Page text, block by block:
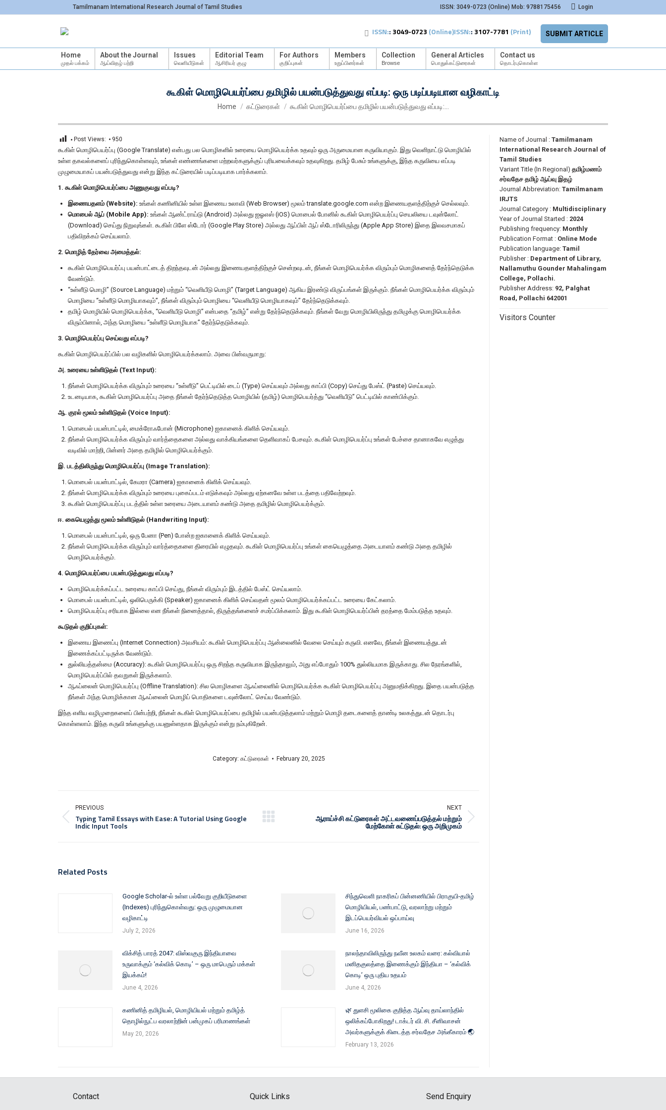
Tamilmanam International Research Journal of Tamil Studies ISSN: 3049-0723 (Online) Mob: 9788175456 Login
ISSN:: 3049-0723 (Online)ISSN:: 3107-7781 (Print) SUBMIT ARTICLE
Home
முதல் பக்கம்
About the Journal
ஆய்விதழ் பற்றி
Issues
வெளியீடுகள்
Editorial Team
ஆசிரியர் குழு
For Authors
குறிப்புகள்
Members
உறுப்பினர்கள்
Collection
Browse
General Articles
பொதுக்கட்டுரைகள்
Contact us
தொடர்புகொள்ள
கூகிள் மொழிபெயர்ப்பை தமிழில் பயன்படுத்துவது எப்படி: ஒரு படிப்படியான வழிகாட்டி
You are here:
Home கட்டுரைகள் கூகிள் மொழிபெயர்ப்பை தமிழில் பயன்படுத்துவது எப்படி:…
Post Views: 950
கூகிள் மொழிபெயர்ப்பு (Google Translate) என்பது பல மொழிகளில் உரையை மொழிபெயர்க்க உதவும் ஒரு அருமையான கருவியாகும். இது வெளிநாட்டு மொழியில்
உள்ள தகவல்களைப் புரிந்துகொள்ளவும், உங்கள் எண்ணங்களை மற்றவர்களுக்குப் புரியவைக்கவும் உதவுகிறது. தமிழ் பேசும் உங்களுக்கு, இந்த கருவியை எப்படி
முழுமையாகப் பயன்படுத்துவது என்று இந்த கட்டுரையில் படிப்படியாக பார்க்கலாம்.
1. கூகிள் மொழிபெயர்ப்பை அணுகுவது எப்படி?
இணையதளம் (Website): உங்கள் கணினியில் உள்ள இணைய உலாவி (Web Browser) மூலம் translate.google.com என்ற இணையதளத்திற்குச் செல்லவும்.
மொபைல் ஆப் (Mobile App): உங்கள் ஆண்ட்ராய்டு (Android) அல்லது ஐஓஎஸ் (iOS) மொபைல் போனில் கூகிள் மொழிபெயர்ப்பு செயலியை டவுன்லோட்
(Download) செய்து நிறுவுங்கள். கூகிள் பிளே ஸ்டோர் (Google Play Store) அல்லது ஆப்பிள் ஆப் ஸ்டோரிலிருந்து (Apple App Store) இதை இலவசமாகப்
பதிவிறக்கம் செய்யலாம்.
2. மொழித் தேர்வை அமைத்தல்:
கூகிள் மொழிபெயர்ப்பு பயன்பாட்டைத் திறந்தவுடன் அல்லது இணையதளத்திற்குச் சென்றவுடன், நீங்கள் மொழிபெயர்க்க விரும்பும் மொழிகளைத் தேர்ந்தெடுக்க
வேண்டும்.
“உள்ளீடு மொழி” (Source Language) மற்றும் “வெளியீடு மொழி” (Target Language) ஆகிய இரண்டு விருப்பங்கள் இருக்கும். நீங்கள் மொழிபெயர்க்க விரும்பும்
மொழியை “உள்ளீடு மொழியாகவும்”, நீங்கள் விரும்பும் மொழியை “வெளியீடு மொழியாகவும்” தேர்ந்தெடுக்கவும்.
தமிழ் மொழியில் மொழிபெயர்க்க, “வெளியீடு மொழி” என்பதை “தமிழ்” என்று தேர்ந்தெடுக்கவும். நீங்கள் வேறு மொழியிலிருந்து தமிழுக்கு மொழிபெயர்க்க
விரும்பினால், அந்த மொழியை “உள்ளீடு மொழியாக” தேர்ந்தெடுக்கவும்.
3. மொழிபெயர்ப்பு செய்வது எப்படி?
கூகிள் மொழிபெயர்ப்பில் பல வழிகளில் மொழிபெயர்க்கலாம். அவை பின்வருமாறு:
அ. உரையை உள்ளிடுதல் (Text Input):
நீங்கள் மொழிபெயர்க்க விரும்பும் உரையை “உள்ளீடு” பெட்டியில் டைப் (Type) செய்யவும் அல்லது காப்பி (Copy) செய்து பேஸ்ட் (Paste) செய்யவும்.
உடனடியாக, கூகிள் மொழிபெயர்ப்பு அதை நீங்கள் தேர்ந்தெடுத்த மொழியில் (தமிழ்) மொழிபெயர்த்து “வெளியீடு” பெட்டியில் காண்பிக்கும்.
ஆ. குரல் மூலம் உள்ளிடுதல் (Voice Input):
மொபைல் பயன்பாட்டில், மைக்ரோஃபோன் (Microphone) ஐகானைக் கிளிக் செய்யவும்.
நீங்கள் மொழிபெயர்க்க விரும்பும் வார்த்தைகளை அல்லது வாக்கியங்களை தெளிவாகப் பேசவும். கூகிள் மொழிபெயர்ப்பு உங்கள் பேச்சை தானாகவே எழுத்து
வடிவில் மாற்றி, பின்னர் அதை தமிழில் மொழிபெயர்க்கும்.
இ. படத்திலிருந்து மொழிபெயர்ப்பு (Image Translation):
மொபைல் பயன்பாட்டில், கேமரா (Camera) ஐகானைக் கிளிக் செய்யவும்.
நீங்கள் மொழிபெயர்க்க விரும்பும் உரையை புகைப்படம் எடுக்கவும் அல்லது ஏற்கனவே உள்ள படத்தை பதிவேற்றவும்.
கூகிள் மொழிபெயர்ப்பு படத்தில் உள்ள உரையை அடையாளம் கண்டு அதை தமிழில் மொழிபெயர்க்கும்.
ஈ. கையெழுத்து மூலம் உள்ளிடுதல் (Handwriting Input):
மொபைல் பயன்பாட்டில், ஒரு பேனா (Pen) போன்ற ஐகானைக் கிளிக் செய்யவும்.
நீங்கள் மொழிபெயர்க்க விரும்பும் வார்த்தைகளை திரையில் எழுதவும். கூகிள் மொழிபெயர்ப்பு உங்கள் கையெழுத்தை அடையாளம் கண்டு அதை தமிழில்
மொழிபெயர்க்கும்.
4. மொழிபெயர்ப்பை பயன்படுத்துவது எப்படி?
மொழிபெயர்க்கப்பட்ட உரையை காப்பி செய்து, நீங்கள் விரும்பும் இடத்தில் பேஸ்ட் செய்யலாம்.
மொபைல் பயன்பாட்டில், ஒலிபெருக்கி (Speaker) ஐகானைக் கிளிக் செய்வதன் மூலம் மொழிபெயர்க்கப்பட்ட உரையை கேட்கலாம்.
மொழிபெயர்ப்பு சரியாக இல்லை என நீங்கள் நினைத்தால், திருத்தங்களைச் சமர்ப்பிக்கலாம். இது கூகிள் மொழிபெயர்ப்பின் தரத்தை மேம்படுத்த உதவும்.
கூடுதல் குறிப்புகள்:
இணைய இணைப்பு (Internet Connection) அவசியம்: கூகிள் மொழிபெயர்ப்பு ஆன்லைனில் வேலை செய்யும் கருவி. எனவே, நீங்கள் இணையத்துடன்
இணைக்கப்பட்டிருக்க வேண்டும்.
துல்லியத்தன்மை (Accuracy): கூகிள் மொழிபெயர்ப்பு ஒரு சிறந்த கருவியாக இருந்தாலும், அது எப்போதும் 100% துல்லியமாக இருக்காது. சில நேரங்களில்,
மொழிபெயர்ப்பில் தவறுகள் இருக்கலாம்.
ஆஃப்லைன் மொழிபெயர்ப்பு (Offline Translation): சில மொழிகளை ஆஃப்லைனில் மொழிபெயர்க்க கூகிள் மொழிபெயர்ப்பு அனுமதிக்கிறது. இதை பயன்படுத்த
நீங்கள் அந்த மொழிக்கான ஆஃப்லைன் மொழிப் பொதிகளை டவுன்லோட் செய்ய வேண்டும்.
இந்த எளிய வழிமுறைகளைப் பின்பற்றி, நீங்கள் கூகிள் மொழிபெயர்ப்பை தமிழில் பயன்படுத்தலாம் மற்றும் மொழி தடைகளைத் தாண்டி உலகத்துடன் தொடர்பு
கொள்ளலாம். இந்த கருவி உங்களுக்கு பயனுள்ளதாக இருக்கும் என்று நம்புகிறேன்.
Category: கட்டுரைகள் February 20, 2025
PREVIOUS
Typing Tamil Essays with Ease: A Tutorial Using Google
Indic Input Tools
NEXT
ஆராய்ச்சி கட்டுரைகள் அட்டவணைப்படுத்தல் மற்றும்
மேற்கோள் சுட்டுதல்: ஒரு அறிமுகம்
Related Posts
Google Scholar-ல் உள்ள பல்வேறு குறியீடுகளை
(Indexes) புரிந்துகொள்வது: ஒரு முழுமையான
வழிகாட்டி
July 2, 2026
சிந்துவெளி நாகரிகப் பின்னணியில் பிராகுயி-தமிழ்
மொழியியல், பண்பாட்டு, வரலாற்று மற்றும்
இடப்பெயர்வியல் ஒப்பாய்வு
June 16, 2026
விக்சித் பாரத் 2047: விஸ்வகுரு இந்தியாவை
உருவாக்கும் ‘கல்விக் கொடி’ – ஒரு மாபெரும் மக்கள்
இயக்கம்!
June 4, 2026
நாலந்தாவிலிருந்து நவீன உலகம் வரை: கல்வியால்
மனிதகுலத்தை இணைக்கும் இந்தியா – ‘கல்விக்
கொடி’ ஒரு புதிய உதயம்
June 4, 2026
கணினித் தமிழியல், மொழியியல் மற்றும் தமிழ்த்
தொழில்நுட்ப வரலாற்றின் பன்முகப் பரிமாணங்கள்
May 20, 2026
🌿 துளசி மூலிகை குறித்த ஆய்வு தாய்லாந்தில்
ஒலிக்கப்போகிறது! டாக்டர் வி. சி. சீனிவாசன்
அவர்களுக்குக் கிடைத்த சர்வதேச அங்கீகாரம் 🌏
February 13, 2026
Name of Journal : Tamilmanam
International Research Journal of
Tamil Studies
Variant Title (In Regional) தமிழ்மணம்
சர்வதேச தமிழ் ஆய்வு இதழ்
Journal Abbreviation: Tamilmanam
IRJTS
Journal Category : Multidisciplinary
Year of Journal Started : 2024
Publishing frequency: Monthly
Publication Format : Online Mode
Publication language: Tamil
Publisher : Department of Library,
Nallamuthu Gounder Mahalingam
College, Pollachi.
Publisher Address: 92, Palghat
Road, Pollachi 642001
Visitors Counter
Contact Quick Links Send Enquiry